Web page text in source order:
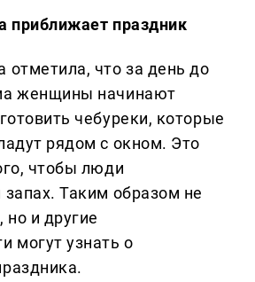
приближает праздник
отметила, что за день до
женщины начинают
чебуреки, которые
рядом с окном. Это
чтобы люди
запах. Таким образом не
но и другие
могут узнать о